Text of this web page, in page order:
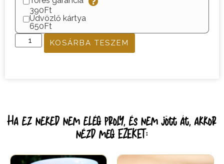
390Ft
Üdvözlő kártya
650Ft
KOSÁRBA TESZEM
Ha ez neked nem elég proly, és nem jött át, akkor
nézd meg EZEKET: